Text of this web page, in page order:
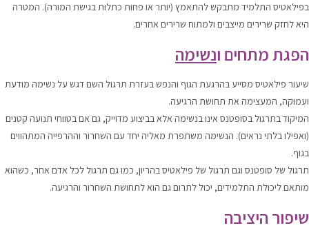
בפילאטיס התלמיד מתבקש להתאמץ (יותר או פחות כתלות בגישת המורה). המטרה
היא לחזק שרירים מייצבים ולמתוח שרירים אחרים.
הפגת מתחים ונשימה
שיעור פילאטיס מסייע בהרגעת הגוף והנפש בעזרת תרגול השם דגש על נשימה מודעת
ועמוקה, המעצימה את תחושת הרגיעה.
המיקוד בתרגול בסופטנס אינו בנשימה אלא בביצוע מדוייק, גם אם בטווחי תנועה קטנים
(ואפילו בלתי נראים). הנשימה משתפרת מאליה יחד עם השחרור וההרפייה המתהווים
בגוף.
תרגול של סופטנס וגם תרגול של פילאטיס בהריון, כמו גם תרגול לכל אדם אחר, כשהוא
מותאם ליכולת התלמידים, יכול לתרום גם הוא לתחושת השחרור והרגיעה.
שיפור היציבה